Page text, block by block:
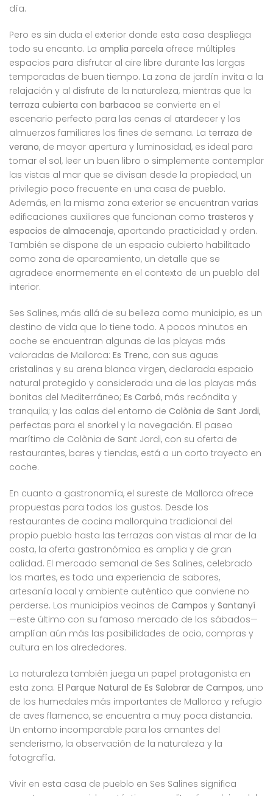
día.
Pero es sin duda el exterior donde esta casa despliega
todo su encanto. La amplia parcela ofrece múltiples
espacios para disfrutar al aire libre durante las largas
temporadas de buen tiempo. La zona de jardín invita a la
relajación y al disfrute de la naturaleza, mientras que la
terraza cubierta con barbacoa se convierte en el
escenario perfecto para las cenas al atardecer y los
almuerzos familiares los fines de semana. La terraza de
verano, de mayor apertura y luminosidad, es ideal para
tomar el sol, leer un buen libro o simplemente contemplar
las vistas al mar que se divisan desde la propiedad, un
privilegio poco frecuente en una casa de pueblo.
Además, en la misma zona exterior se encuentran varias
edificaciones auxiliares que funcionan como trasteros y
espacios de almacenaje, aportando practicidad y orden.
También se dispone de un espacio cubierto habilitado
como zona de aparcamiento, un detalle que se
agradece enormemente en el contexto de un pueblo del
interior.
Ses Salines, más allá de su belleza como municipio, es un
destino de vida que lo tiene todo. A pocos minutos en
coche se encuentran algunas de las playas más
valoradas de Mallorca: Es Trenc, con sus aguas
cristalinas y su arena blanca virgen, declarada espacio
natural protegido y considerada una de las playas más
bonitas del Mediterráneo; Es Carbó, más recóndita y
tranquila; y las calas del entorno de Colònia de Sant Jordi,
perfectas para el snorkel y la navegación. El paseo
marítimo de Colònia de Sant Jordi, con su oferta de
restaurantes, bares y tiendas, está a un corto trayecto en
coche.
En cuanto a gastronomía, el sureste de Mallorca ofrece
propuestas para todos los gustos. Desde los
restaurantes de cocina mallorquina tradicional del
propio pueblo hasta las terrazas con vistas al mar de la
costa, la oferta gastronómica es amplia y de gran
calidad. El mercado semanal de Ses Salines, celebrado
los martes, es toda una experiencia de sabores,
artesanía local y ambiente auténtico que conviene no
perderse. Los municipios vecinos de Campos y Santanyí
—este último con su famoso mercado de los sábados—
amplían aún más las posibilidades de ocio, compras y
cultura en los alrededores.
La naturaleza también juega un papel protagonista en
esta zona. El Parque Natural de Es Salobrar de Campos, uno
de los humedales más importantes de Mallorca y refugio
de aves flamenco, se encuentra a muy poca distancia.
Un entorno incomparable para los amantes del
senderismo, la observación de la naturaleza y la
fotografía.
Vivir en esta casa de pueblo en Ses Salines significa